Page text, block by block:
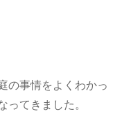
の事情をよくわかっ
てきました。